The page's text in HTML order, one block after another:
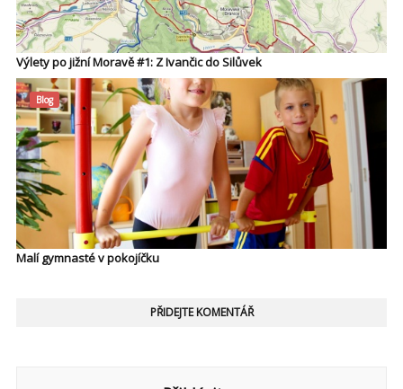
Výlety po jižní Moravě #1: Z Ivančic do Silůvek
Blog
Malí gymnasté v pokojíčku
PŘIDEJTE KOMENTÁŘ